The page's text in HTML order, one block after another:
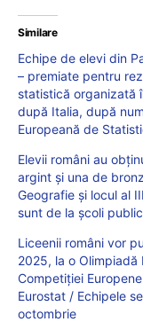
Similare
Echipe de elevi din
– premiate pentru
statistică organizată
după Italia, după
Europeană de
Elevii români au
argint și una de
Geografie și locul al
sunt de la școli
Liceenii români vor
2025, la o
Competiției
Eurostat / Echipele
octombrie